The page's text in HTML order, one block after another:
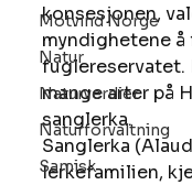
Motvind Norge
Natur
Naturverdier
Naturforvaltning
Samisk
konsesjonen,
myndighetene
fuglereservatet.
mange arter på
sanglerka.
Sanglerka
lerkefamilien,